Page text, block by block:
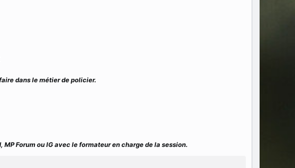
dans le métier de policier.
Forum ou IG avec le formateur en charge de la session.